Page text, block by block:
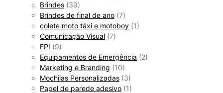
Brindes (39)
Brindes de final de ano (7)
colete moto táxi e motoboy (1)
Comunicação Visual (7)
EPI (9)
Equipamentos de Emergência (2)
Marketing e Branding (10)
Mochilas Personalizadas (3)
Papel de parede adesivo (1)